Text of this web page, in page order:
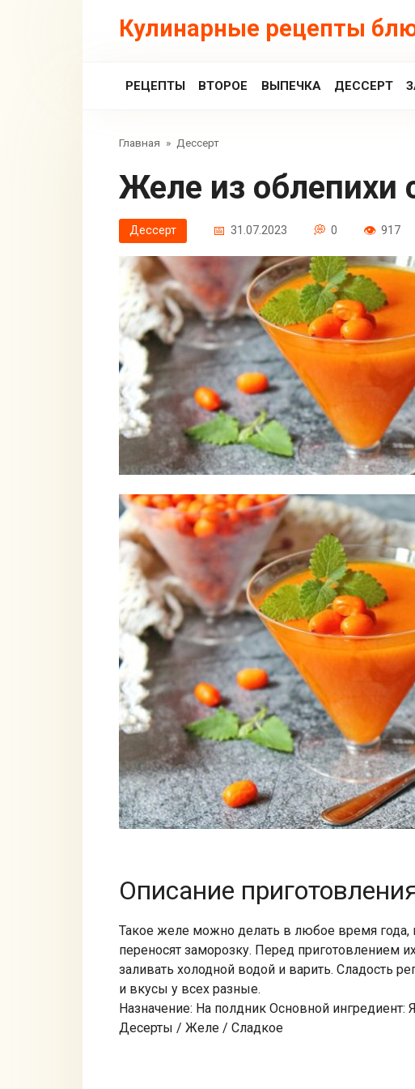
Кулинарные рецепты
РЕЦЕПТЫ ВТОРОЕ ВЫПЕЧКА ДЕССЕРТ
Главная » Дессерт
Желе из
Дессерт 31.07.2023 0 917
Описание
Такое желе можно делать в любое время года,
переносят заморозку. Перед приготовлением
заливать холодной водой и варить. Сладость
и вкусы у всех разные.
Назначение: На полдник Основной
Десерты / Желе / Сладкое